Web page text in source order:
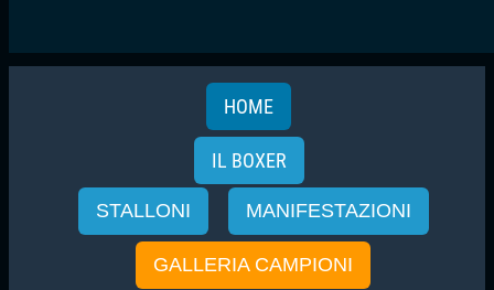
HOME
IL BOXER
STALLONI MANIFESTAZIONI
GALLERIA CAMPIONI